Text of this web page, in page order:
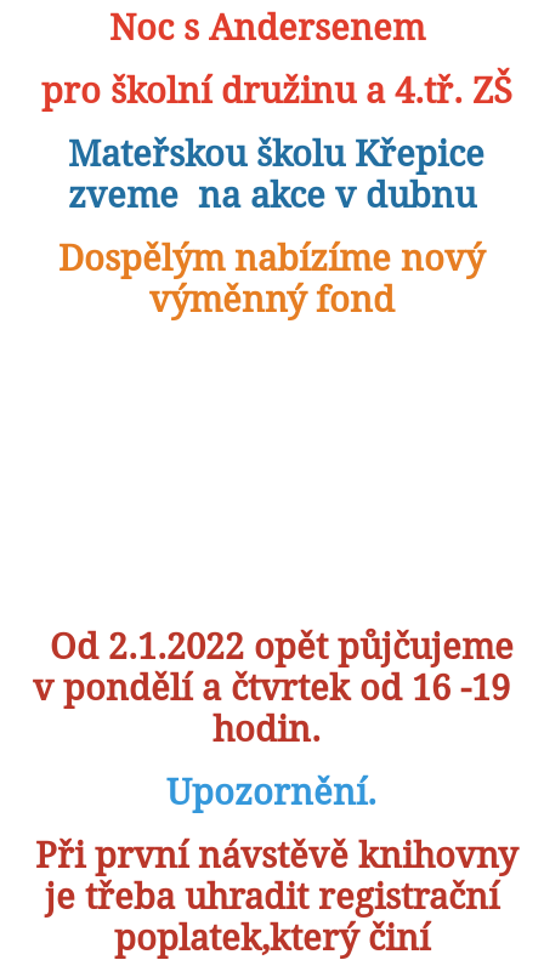
Noc s Andersenem
pro školní družinu a 4.tř. ZŠ
Mateřskou školu Křepice
zveme na akce v dubnu
Dospělým nabízíme nový
výměnný fond
Od 2.1.2022 opět půjčujeme
v pondělí a čtvrtek od 16 -19
hodin.
Upozornění.
Při první návstěvě knihovny
je třeba uhradit registrační
poplatek,který činí